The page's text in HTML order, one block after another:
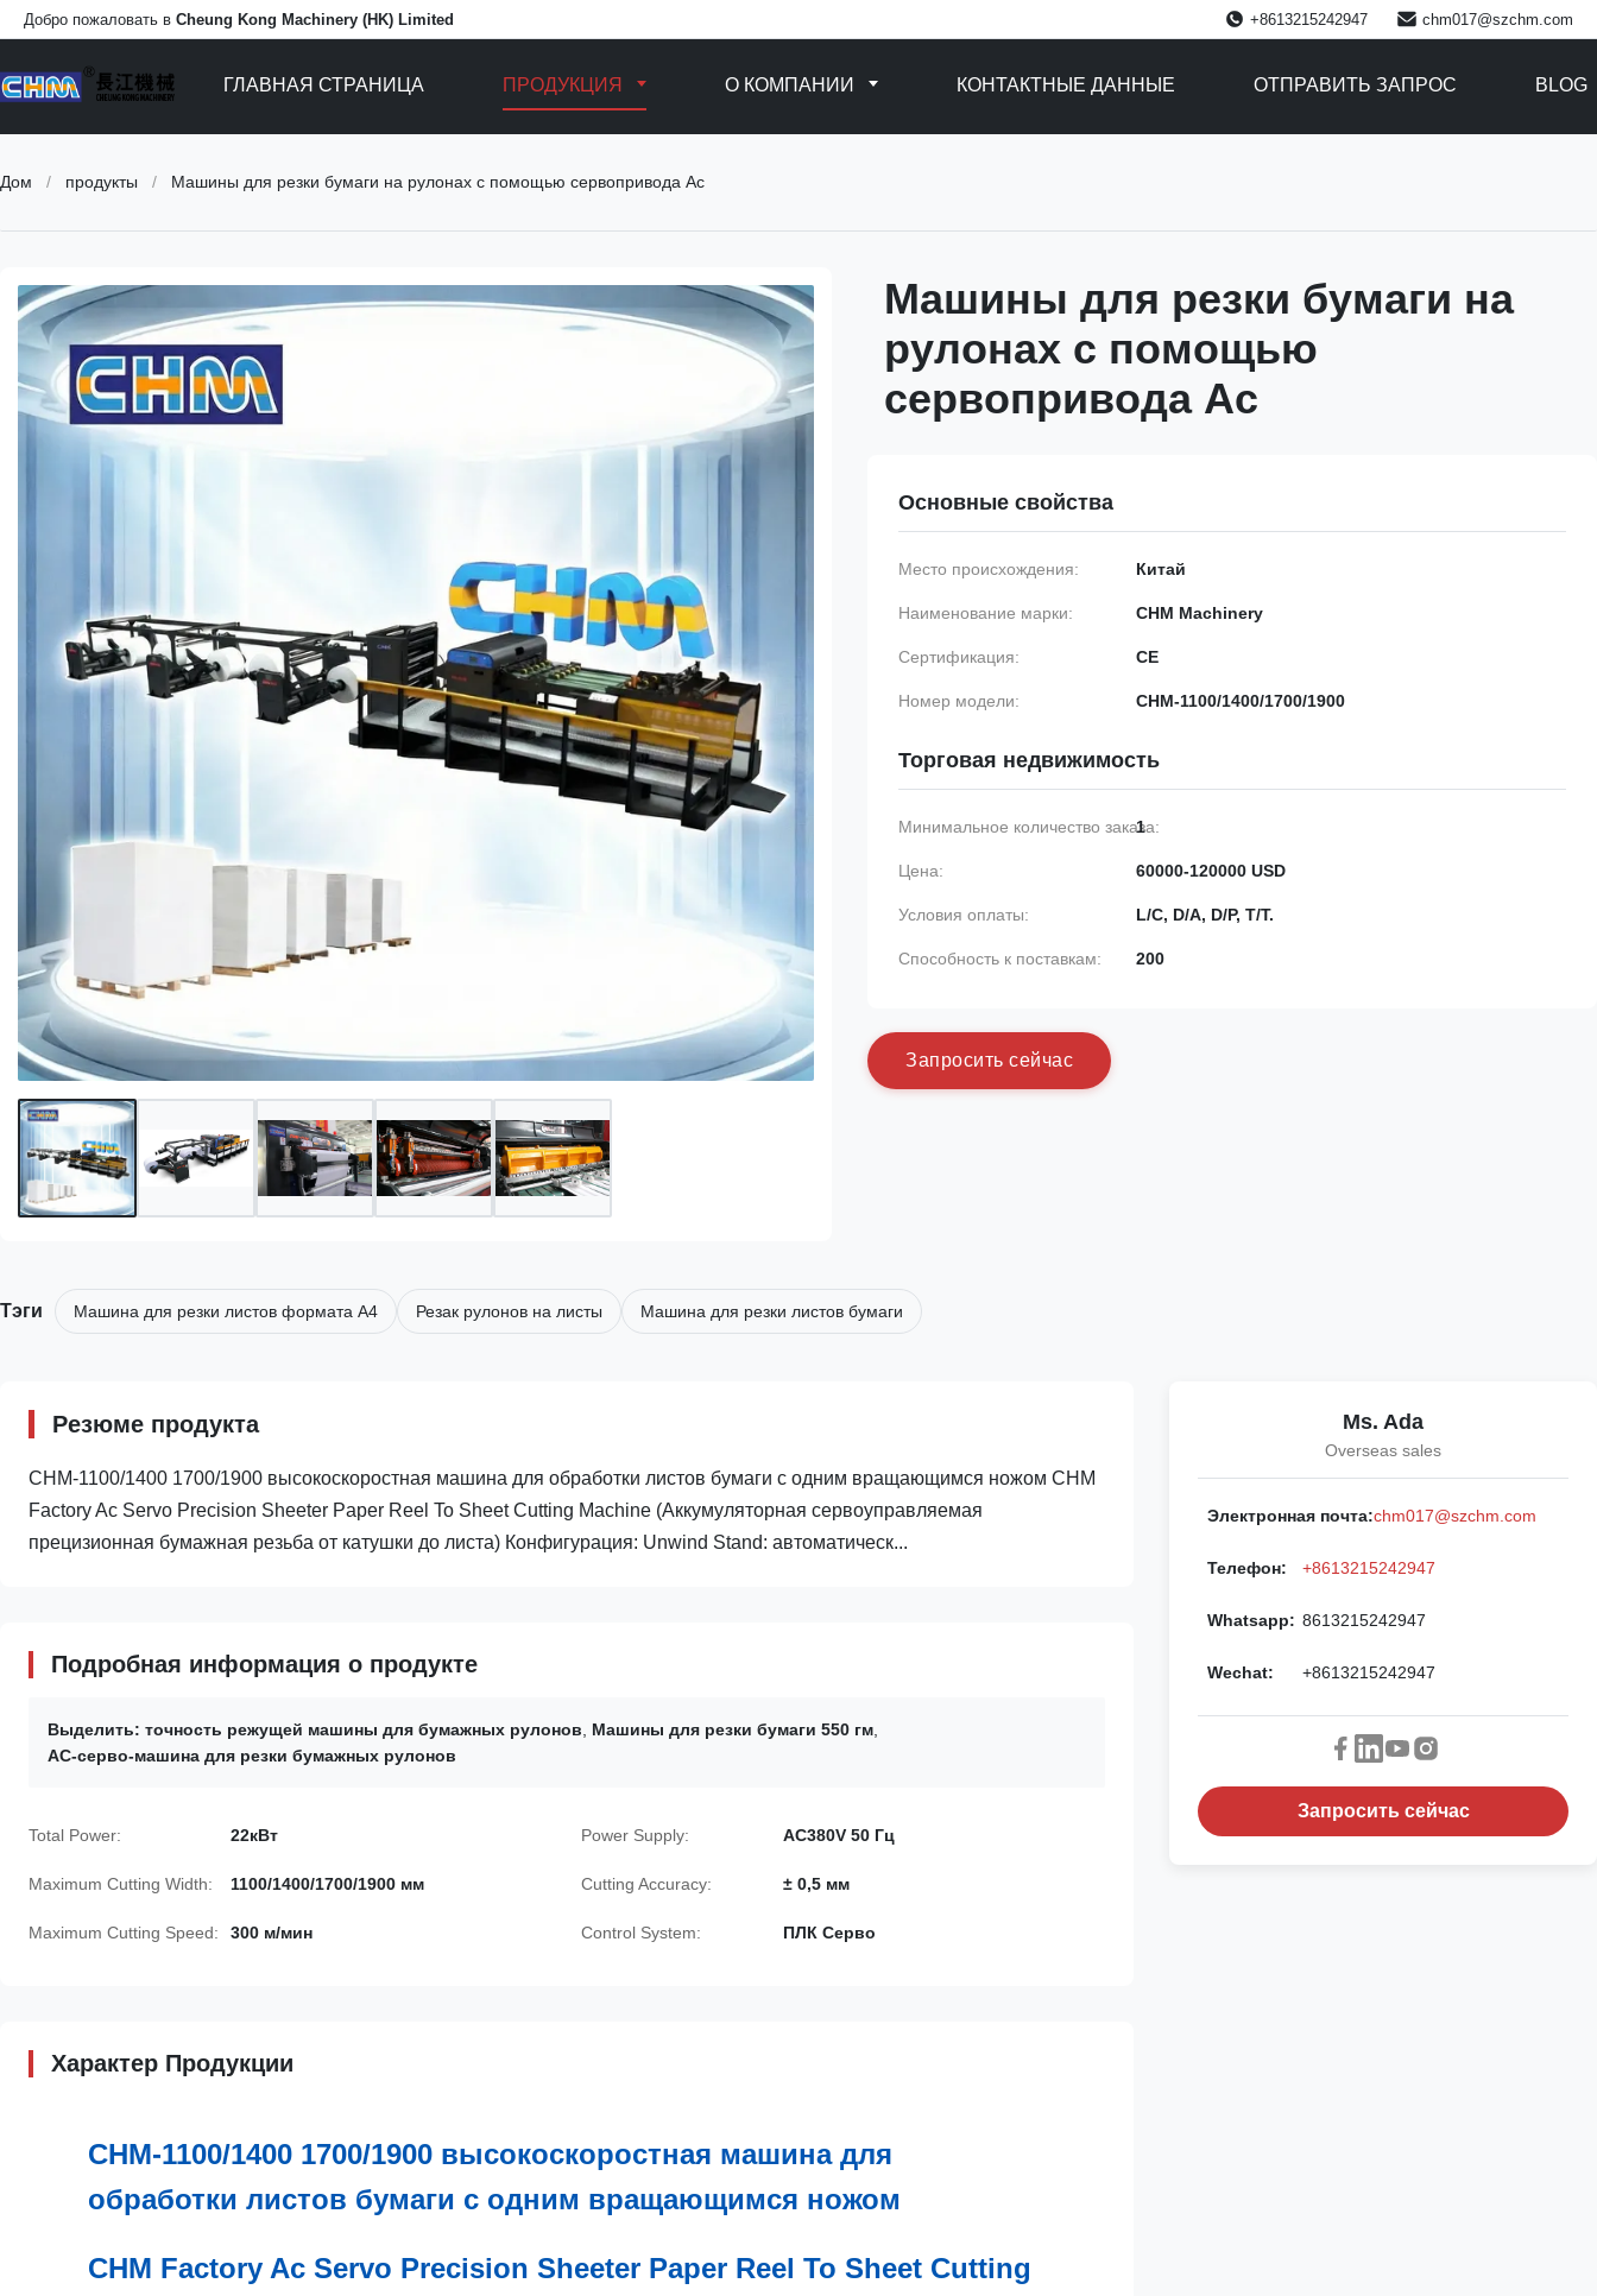
Добро пожаловать в Cheung Kong Machinery (HK) Limited +8613215242947 chm017@szchm.com
ГЛАВНАЯ СТРАНИЦА ПРОДУКЦИЯ О КОМПАНИИ КОНТАКТНЫЕ ДАННЫЕ ОТПРАВИТЬ ЗАПРОС BLOG
Дом / продукты / Машины для резки бумаги на рулонах с помощью сервопривода Ac
Машины для резки бумаги на
рулонах с помощью
сервопривода Ac
Основные свойства
Место происхождения: Китай
Наименование марки: CHM Machinery
Сертификация: CE
Номер модели: CHM-1100/1400/1700/1900
Торговая недвижимость
Минимальное количество заказа:
1
Цена: 60000-120000 USD
Условия оплаты: L/C, D/A, D/P, T/T.
Способность к поставкам: 200
Запросить сейчас
Тэги Машина для резки листов формата A4 Резак рулонов на листы Машина для резки листов бумаги
Резюме продукта
CHM-1100/1400 1700/1900 высокоскоростная машина для обработки листов бумаги с одним вращающимся ножом CHM
Factory Ac Servo Precision Sheeter Paper Reel To Sheet Cutting Machine (Аккумуляторная сервоуправляемая
прецизионная бумажная резьба от катушки до листа) Конфигурация: Unwind Stand: автоматическ...
Подробная информация о продукте
Выделить: точность режущей машины для бумажных рулонов Машины для резки бумаги 550 гм
АС-серво-машина для резки бумажных рулонов
Total Power: 22кВт Power Supply: AC380V 50 Гц
Maximum Cutting Width: 1100/1400/1700/1900 мм Cutting Accuracy: ± 0,5 мм
Maximum Cutting Speed: 300 м/мин Control System: ПЛК Серво
Характер Продукции
CHM-1100/1400 1700/1900 высокоскоростная машина для
обработки листов бумаги с одним вращающимся ножом
CHM Factory Ac Servo Precision Sheeter Paper Reel To Sheet Cutting
Ms. Ada
Overseas sales
Электронная почта:chm017@szchm.com
Телефон: +8613215242947
Whatsapp: 8613215242947
Wechat: +8613215242947
Запросить сейчас